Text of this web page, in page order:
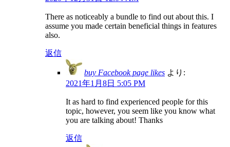
There as noticeably a bundle to find out about this. I
assume you made certain beneficial things in features
also.
返信
buy Facebook page likes より:
2021年1月8日 5:05 PM
It as hard to find experienced people for this
topic, however, you seem like you know what
you are talking about! Thanks
返信